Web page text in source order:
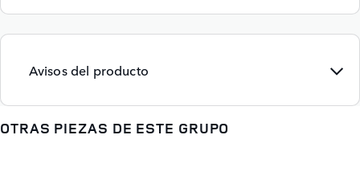
Avisos del producto
OTRAS PIEZAS DE ESTE GRUPO